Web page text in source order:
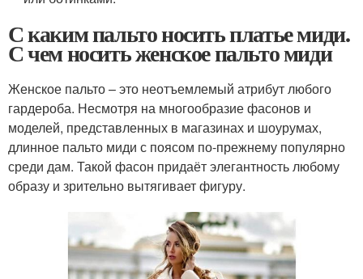
С каким пальто носить платье миди.
С чем носить женское пальто миди
Женское пальто – это неотъемлемый атрибут любого
гардероба. Несмотря на многообразие фасонов и
моделей, представленных в магазинах и шоурумах,
длинное пальто миди с поясом по-прежнему популярно
среди дам. Такой фасон придаёт элегантность любому
образу и зрительно вытягивает фигуру.